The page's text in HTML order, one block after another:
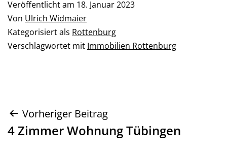
Veröffentlicht am 18. Januar 2023
Von Ulrich Widmaier
Kategorisiert als Rottenburg
Verschlagwortet mit Immobilien Rottenburg
Beitragsnavigation
Vorheriger Beitrag
4 Zimmer Wohnung Tübingen